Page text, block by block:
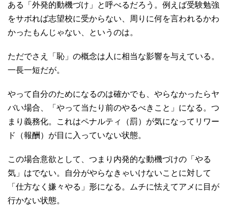
ある「外発的動機づけ」と呼べるだろう。例えば受験勉強
をサボれば志望校に受からない、周りに何を言われるかわ
かったもんじゃない、というのは。
ただでさえ「恥」の概念は人に相当な影響を与えている。
一長一短だが。
やって自分のためになるのは確かでも、やらなかったらヤ
バい場合、「やって当たり前のやるべきこと」になる。つ
まり義務化。これはペナルティ（罰）が気になってリワー
ド（報酬）が目に入っていない状態。
この場合意欲として、つまり内発的な動機づけの「やる
気」はでない。自分がやらなきゃいけないことに対して
「仕方なく嫌々やる」形になる。ムチに怯えてアメに目が
行かない状態。